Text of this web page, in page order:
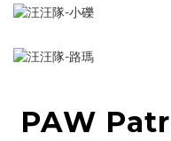
PAW